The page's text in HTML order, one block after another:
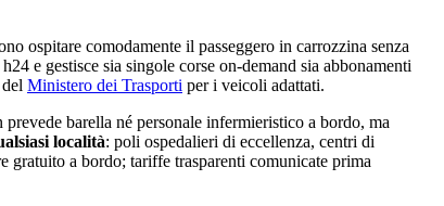
ospitare comodamente il passeggero in carrozzina senza
e gestisce sia singole corse on-demand sia abbonamenti
Ministero dei Trasporti per i veicoli adattati.
prevede barella né personale infermieristico a bordo, ma
località: poli ospedalieri di eccellenza, centri di
gratuito a bordo; tariffe trasparenti comunicate prima